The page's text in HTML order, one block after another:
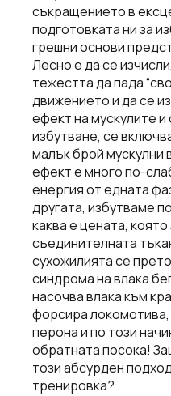
съкращението в
подготовката ни за
грешни основи
Лесно е да се
тежестта да пада
движението и да се
ефект на мускулите
избутване, се
малък брой мускулни
ефект е много по-
енергия от едната
другата, избутваме
каква е цената,
съединителната
сухожилията се
синдрома на влака
насочва влака към
форсира локомотива,
перона и по този
обратната посока!
този абсурден
тренировка?